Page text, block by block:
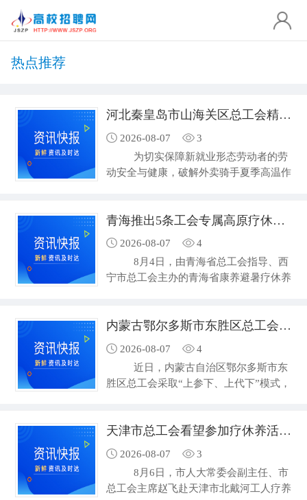
热点推荐
河北秦皇岛市山海关区总工会精准服务新就业形态劳动者
2026-08-07
3
为切实保障新就业形态劳动者的劳
动安全与健康，破解外卖骑手夏季高温作
会驿站阵地，创新推出“安全宣教+物资慰
问”服务模式，为378名外卖骑手送上双
重关爱。 山海关区总工会坚持问题
导向，将“单纯物资慰问”升级为“精准化
综合服务”，联合区交警大队…
青海推出5条工会专属高原疗休养精品线路
2026-08-07
4
8月4日，由青海省总工会指导、西
宁市总工会主办的青海省康养避暑疗休养
郊野公园举行。活动现场推出涵盖红色教
元场景的5条工会专属高原疗休养精品线
路，举行跨区域疗休养合作签约仪式，依
靠工会纽带深化东西部协作，落地职工普
内蒙古鄂尔多斯市东胜区总工会以“上参下”形式指导企业集体协商
2026-08-07
4
近日，内蒙古自治区鄂尔多斯市东
胜区总工会采取“上参下、上代下”模式，
体协商工作启动前，东胜区集体协商指导
员围绕企业2026年度工资集体合同签订
事宜进行了系统辅导，详细梳理操作流
程，重点阐明工资集体协商对于构建和谐
稳定劳动关系的基础性作用，帮助企业劳
天津市总工会看望参加疗休养活动的天津市劳模工匠和一线职工代表
2026-08-07
3
8月6日，市人大常委会副主任、市
总工会主席赵飞赴天津市北戴河工人疗养